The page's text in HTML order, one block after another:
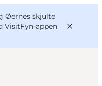
Øernes skjulte
VisitFyn-appen